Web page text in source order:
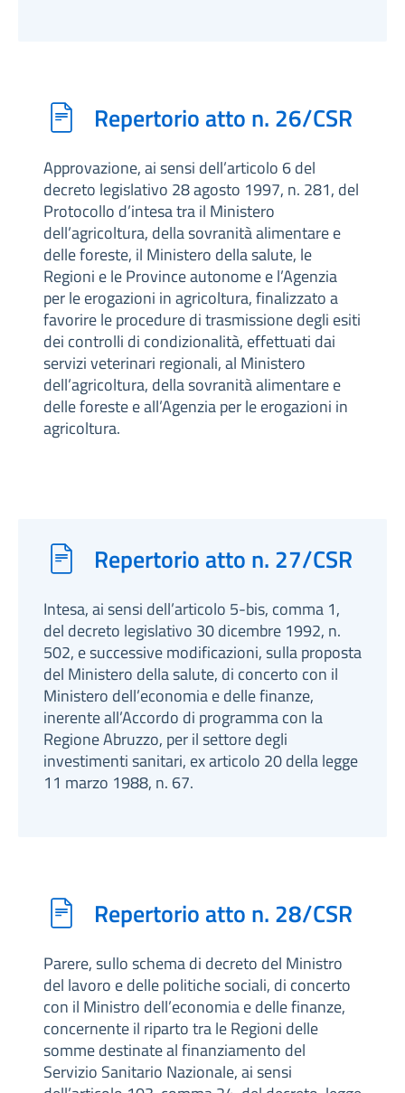
Repertorio atto n. 26/CSR
Approvazione, ai sensi dell’articolo 6 del
decreto legislativo 28 agosto 1997, n. 281, del
Protocollo d’intesa tra il Ministero
dell’agricoltura, della sovranità alimentare e
delle foreste, il Ministero della salute, le
Regioni e le Province autonome e l’Agenzia
per le erogazioni in agricoltura, finalizzato a
favorire le procedure di trasmissione degli esiti
dei controlli di condizionalità, effettuati dai
servizi veterinari regionali, al Ministero
dell’agricoltura, della sovranità alimentare e
delle foreste e all’Agenzia per le erogazioni in
agricoltura.
Repertorio atto n. 27/CSR
Intesa, ai sensi dell’articolo 5-bis, comma 1,
del decreto legislativo 30 dicembre 1992, n.
502, e successive modificazioni, sulla proposta
del Ministero della salute, di concerto con il
Ministero dell’economia e delle finanze,
inerente all’Accordo di programma con la
Regione Abruzzo, per il settore degli
investimenti sanitari, ex articolo 20 della legge
11 marzo 1988, n. 67.
Repertorio atto n. 28/CSR
Parere, sullo schema di decreto del Ministro
del lavoro e delle politiche sociali, di concerto
con il Ministro dell’economia e delle finanze,
concernente il riparto tra le Regioni delle
somme destinate al finanziamento del
Servizio Sanitario Nazionale, ai sensi